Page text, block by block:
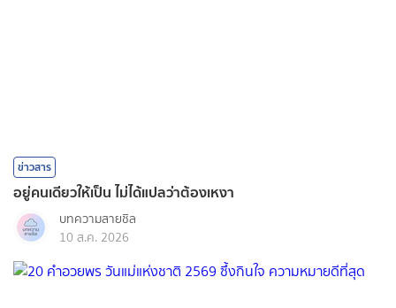
ข่าวสาร
อยู่คนเดียวให้เป็น ไม่ได้แปลว่าต้องเหงา
บทความสายชิล
10 ส.ค. 2026